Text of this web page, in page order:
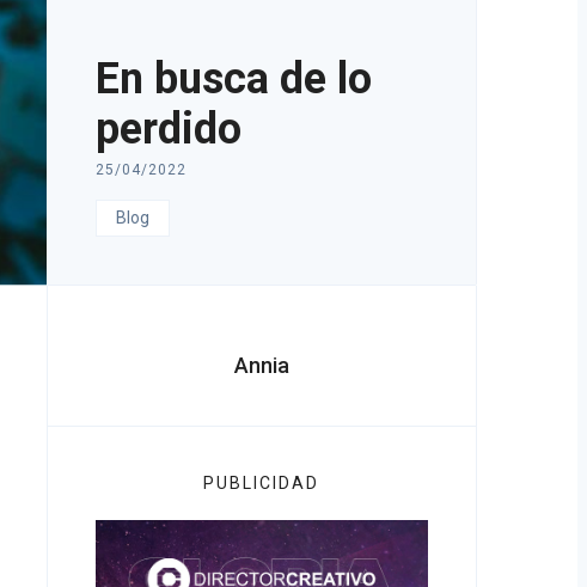
En busca de lo
perdido
25/04/2022
Blog
Annia
PUBLICIDAD